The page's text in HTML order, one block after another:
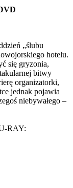
„ślubu
hotelu.
się gryzonia,
bitwy
organizatorki,
jednak pojawia
niebywałego –
RAY: